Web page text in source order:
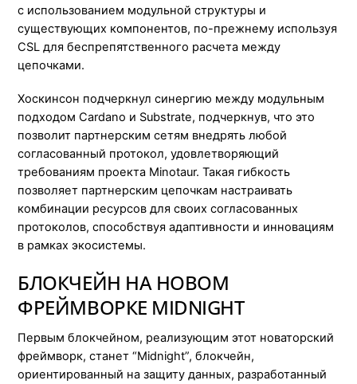
с использованием модульной структуры и
существующих компонентов, по-прежнему используя
CSL для беспрепятственного расчета между
цепочками.
Хоскинсон подчеркнул синергию между модульным
подходом Cardano и Substrate, подчеркнув, что это
позволит партнерским сетям внедрять любой
согласованный протокол, удовлетворяющий
требованиям проекта Minotaur. Такая гибкость
позволяет партнерским цепочкам настраивать
комбинации ресурсов для своих согласованных
протоколов, способствуя адаптивности и инновациям
в рамках экосистемы.
БЛОКЧЕЙН НА НОВОМ
ФРЕЙМВОРКЕ MIDNIGHT
Первым блокчейном, реализующим этот новаторский
фреймворк, станет “Midnight”, блокчейн,
ориентированный на защиту данных, разработанный